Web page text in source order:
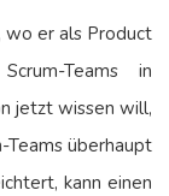
wo er als Product
Teams in
jetzt wissen will,
Teams überhaupt
kann einen